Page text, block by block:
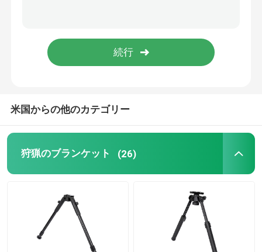
ライフルBipodを捜すこと
付属品を捜すこと
カメラの立場
望遠鏡のマウント
米国からの他のカテゴリー
狩猟のブランケット (26)